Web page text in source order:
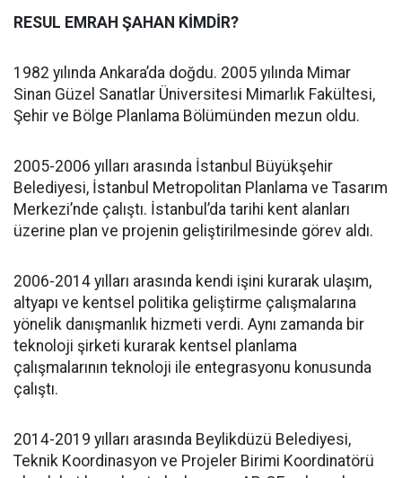
RESUL EMRAH ŞAHAN KİMDİR?
1982 yılında Ankara’da doğdu. 2005 yılında Mimar
Sinan Güzel Sanatlar Üniversitesi Mimarlık Fakültesi,
Şehir ve Bölge Planlama Bölümünden mezun oldu.
2005-2006 yılları arasında İstanbul Büyükşehir
Belediyesi, İstanbul Metropolitan Planlama ve Tasarım
Merkezi’nde çalıştı. İstanbul’da tarihi kent alanları
üzerine plan ve projenin geliştirilmesinde görev aldı.
2006-2014 yılları arasında kendi işini kurarak ulaşım,
altyapı ve kentsel politika geliştirme çalışmalarına
yönelik danışmanlık hizmeti verdi. Aynı zamanda bir
teknoloji şirketi kurarak kentsel planlama
çalışmalarının teknoloji ile entegrasyonu konusunda
çalıştı.
2014-2019 yılları arasında Beylikdüzü Belediyesi,
Teknik Koordinasyon ve Projeler Birimi Koordinatörü